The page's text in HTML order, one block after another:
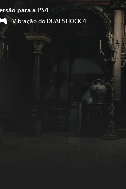
para a PS4
Vibração do DUALSHOCK 4